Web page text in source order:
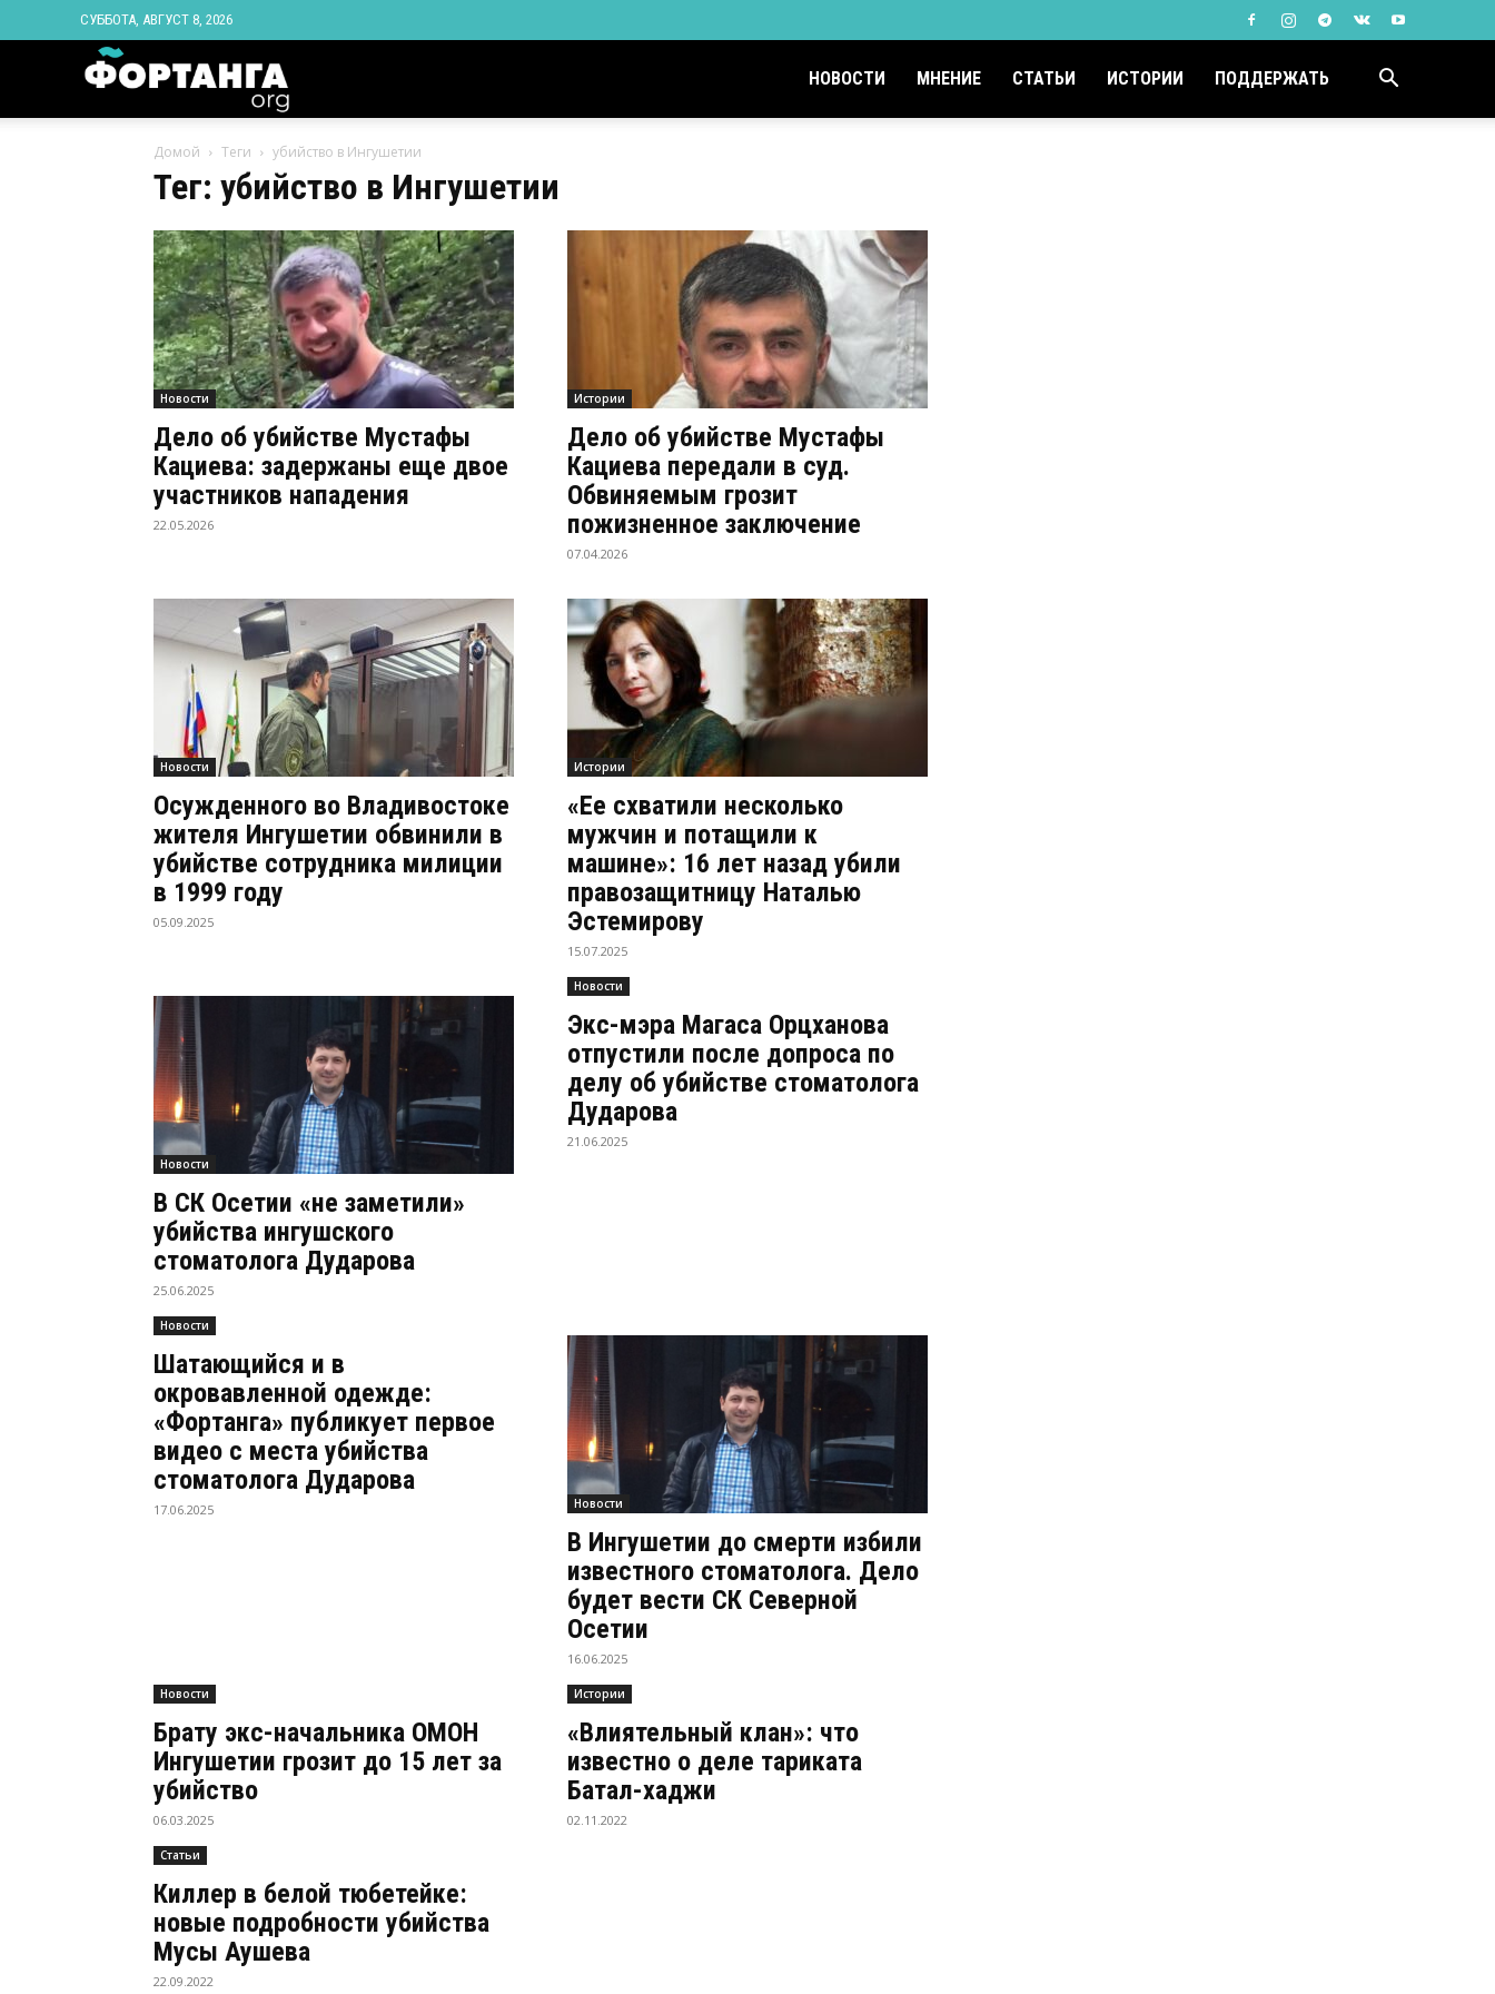
СУББОТА, АВГУСТ 8, 2026
Ингушетии
Фортанга
орг
НОВОСТИ МНЕНИЕ СТАТЬИ ИСТОРИИ ПОДДЕРЖАТЬ
Домой Теги убийство в Ингушетии
Тег: убийство в Ингушетии
Новости
Дело об убийстве Мустафы
Кациева: задержаны еще двое
участников нападения
22.05.2026
Истории
Дело об убийстве Мустафы
Кациева передали в суд.
Обвиняемым грозит
пожизненное заключение
07.04.2026
Новости
Осужденного во Владивостоке
жителя Ингушетии обвинили в
убийстве сотрудника милиции
в 1999 году
05.09.2025
Истории
«Ее схватили несколько
мужчин и потащили к
машине»: 16 лет назад убили
правозащитницу Наталью
Эстемирову
15.07.2025
Новости
В СК Осетии «не заметили»
убийства ингушского
стоматолога Дударова
25.06.2025
Новости
Экс-мэра Магаса Орцханова
отпустили после допроса по
делу об убийстве стоматолога
Дударова
21.06.2025
Новости
Шатающийся и в
окровавленной одежде:
«Фортанга» публикует первое
видео с места убийства
стоматолога Дударова
17.06.2025 Новости
В Ингушетии до смерти избили
известного стоматолога. Дело
будет вести СК Северной
Осетии
16.06.2025
Новости
Брату экс-начальника ОМОН
Ингушетии грозит до 15 лет за
убийство
06.03.2025
Истории
«Влиятельный клан»: что
известно о деле тариката
Батал-хаджи
02.11.2022
Статьи
Киллер в белой тюбетейке:
новые подробности убийства
Мусы Аушева
22.09.2022